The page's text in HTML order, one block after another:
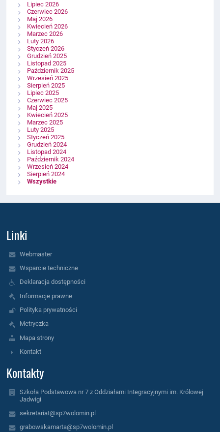
Lipiec 2026
Czerwiec 2026
Maj 2026
Kwiecień 2026
Marzec 2026
Luty 2026
Styczeń 2026
Grudzień 2025
Listopad 2025
Październik 2025
Wrzesień 2025
Sierpień 2025
Lipiec 2025
Czerwiec 2025
Maj 2025
Kwiecień 2025
Marzec 2025
Luty 2025
Styczeń 2025
Grudzień 2024
Listopad 2024
Październik 2024
Wrzesień 2024
Sierpień 2024
Wszystkie
Linki
Webmaster
Wsparcie techniczne
Deklaracja dostępności
Informacje prawne
Polityka prywatności
Metryczka
Mapa strony
Kontakt
Kontakty
Szkoła Podstawowa nr 7 z Oddziałami Integracyjnymi im. Królowej
Jadwigi
sekretariat@sp7wolomin.pl
grabowskamarta@sp7wolomin.pl